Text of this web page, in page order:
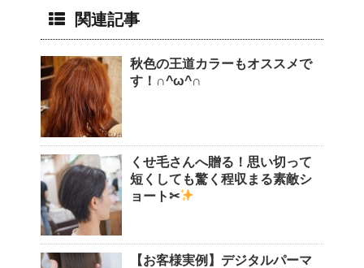
関連記事
秋色の王道カラーもオススメで
す！∩^ω^∩
くせ毛さんへ贈る！思い切って
短くしても驚く程収まる素敵シ
ョート✂︎
【お客様実例】デジタルパーマ